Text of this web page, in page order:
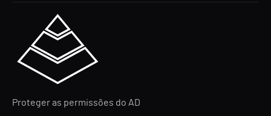
Proteger as permissões do AD